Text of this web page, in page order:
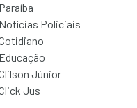
Paraíba
Notícias Policiais
Educação
Júnior
Jus